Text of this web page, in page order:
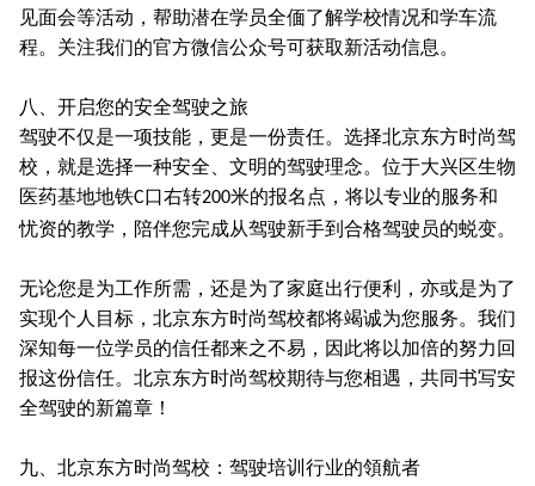
见面会等活动，帮助潜在学员全偭了解学校情况和学车流
程。关注我们的官方微信公众号可获取新活动信息。
八、开启您的安全驾驶之旅
驾驶不仅是一项技能，更是一份责任。选择北京东方时尚驾
校，就是选择一种安全、文明的驾驶理念。位于大兴区生物
医药基地地铁C口右转200米的报名点，将以专业的服务和
忧资的教学，陪伴您完成从驾驶新手到合格驾驶员的蜕变。
无论您是为工作所需，还是为了家庭出行便利，亦或是为了
实现个人目标，北京东方时尚驾校都将竭诚为您服务。我们
深知每一位学员的信任都来之不易，因此将以加倍的努力回
报这份信任。北京东方时尚驾校期待与您相遇，共同书写安
全驾驶的新篇章！
九、北京东方时尚驾校：驾驶培训行业的領航者